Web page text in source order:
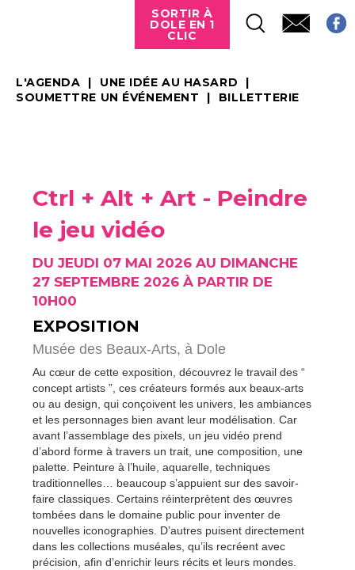
SORTIR À
DOLE EN 1
CLIC
L'AGENDA
UNE IDÉE AU HASARD
SOUMETTRE UN ÉVÉNEMENT
BILLETTERIE
Ctrl + Alt + Art - Peindre
le jeu vidéo
DU JEUDI 07 MAI 2026 AU DIMANCHE
27 SEPTEMBRE 2026 À PARTIR DE
10H00
EXPOSITION
Musée des Beaux-Arts, à Dole
Au cœur de cette exposition, découvrez le travail des “
concept artists ”, ces créateurs formés aux beaux-arts
ou au design, qui conçoivent les univers, les ambiances
et les personnages bien avant leur modélisation. Car
avant l’assemblage des pixels, un jeu vidéo prend
d’abord forme à travers un trait, une composition, une
palette. Peinture à l’huile, aquarelle, techniques
traditionnelles… beaucoup s’appuient sur des savoir-
faire classiques. Certains réinterprètent des œuvres
tombées dans le domaine public pour inventer de
nouvelles iconographies. D’autres puisent directement
dans les collections muséales, qu’ils recréent avec
précision, afin d’enrichir leurs récits et leurs mondes.